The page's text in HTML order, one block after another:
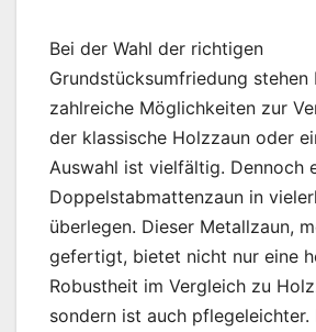
Bei der Wahl der richtigen
Grundstücksumfriedung stehen
zahlreiche Möglichkeiten zur
der klassische Holzzaun oder
Auswahl ist vielfältig. Dennoch
Doppelstabmattenzaun in
überlegen. Dieser Metallzaun,
gefertigt, bietet nicht nur eine
Robustheit im Vergleich zu
sondern ist auch pflegeleichter.